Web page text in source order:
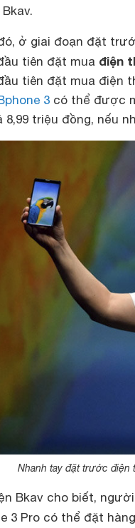
ở giai đoạn đặt
tiên đặt mua điện
tiên đặt mua điện
3 có thể được
8,99 triệu đồng, nếu
Nhanh tay đặt trước điện
Bkav cho biết,
3 Pro có thể đặt